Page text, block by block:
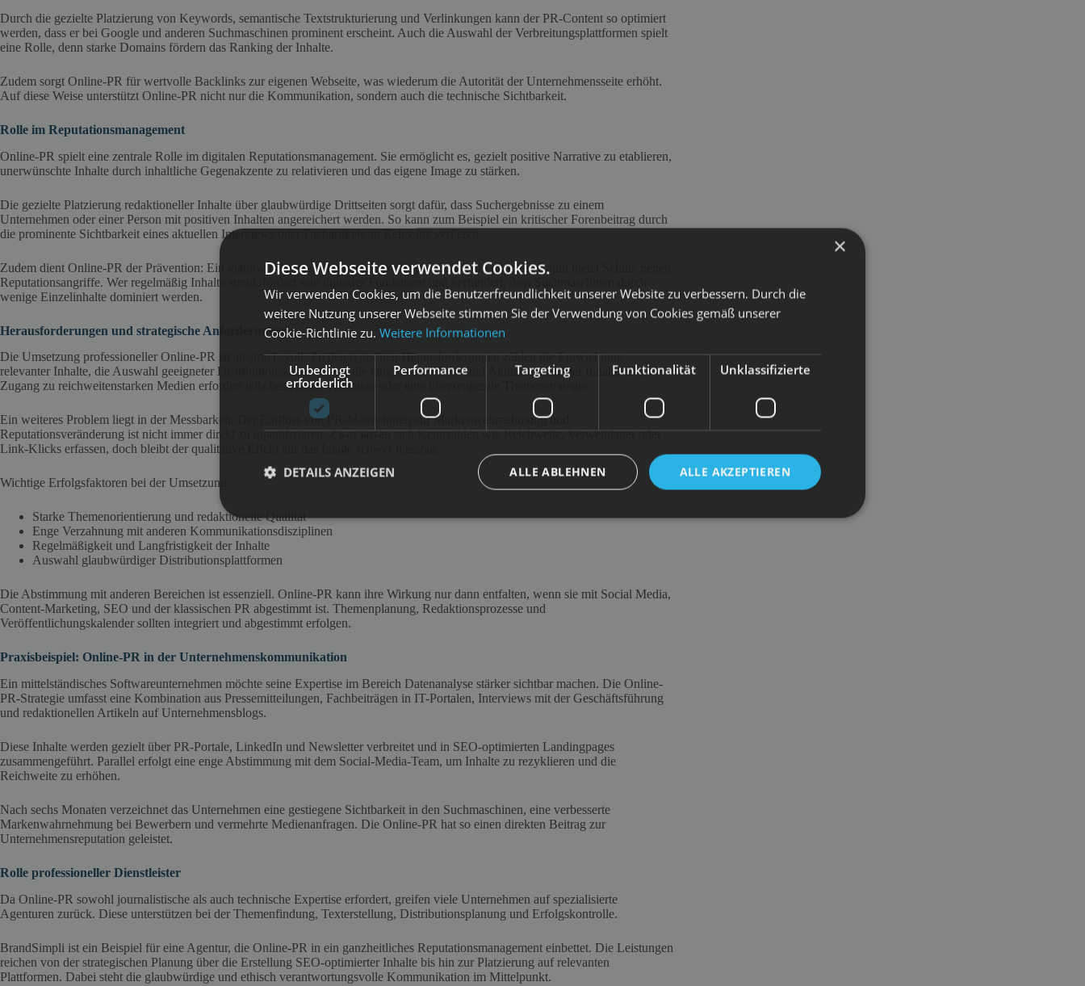
Durch die gezielte Platzierung von Keywords, semantische Textstrukturierung und Verlinkungen kann der PR-Content so optimiert
werden, dass er bei Google und anderen Suchmaschinen prominent erscheint. Auch die Auswahl der Verbreitungsplattformen spielt
eine Rolle, denn starke Domains fördern das Ranking der Inhalte.
Zudem sorgt Online-PR für wertvolle Backlinks zur eigenen Webseite, was wiederum die Autorität der Unternehmensseite erhöht.
Auf diese Weise unterstützt Online-PR nicht nur die Kommunikation, sondern auch die technische Sichtbarkeit.
Rolle im Reputationsmanagement
Online-PR spielt eine zentrale Rolle im digitalen Reputationsmanagement. Sie ermöglicht es, gezielt positive Narrative zu etablieren,
unerwünschte Inhalte durch inhaltliche Gegenakzente zu relativieren und das eigene Image zu stärken.
Die gezielte Platzierung redaktioneller Inhalte über glaubwürdige Drittseiten sorgt dafür, dass Suchergebnisse zu einem
Unternehmen oder einer Person mit positiven Inhalten angereichert werden. So kann zum Beispiel ein kritischer Forenbeitrag durch
die prominente Sichtbarkeit eines aktuellen Interviews oder Fachartikels an Relevanz verlieren.
Zudem dient Online-PR der Prävention: Ein glaubwürdiger, kontinuierlich gepflegter Auftritt im digitalen Raum bietet Schutz gegen
Reputationsangriffe. Wer regelmäßig Inhalte streut, fördert sein digitales Fundament und verhindert, dass Suchmaschinen durch
wenige Einzelinhalte dominiert werden.
Herausforderungen und strategische Anforderungen
Die Umsetzung professioneller Online-PR ist anspruchsvoll. Zu den typischen Herausforderungen zählen die Entwicklung
relevanter Inhalte, die Auswahl geeigneter Distributionskanäle sowie die langfristige Pflege und Aktualisierung der Inhalte. Der
Zugang zu reichweitenstarken Medien erfordert teils bestehende Kontakte oder eine überzeugende Themenstrategie.
Ein weiteres Problem liegt in der Messbarkeit. Der Einfluss von PR-Maßnahmen auf Markenwahrnehmung und
Reputationsveränderung ist nicht immer direkt zu quantifizieren. Zwar lassen sich Kennzahlen wie Reichweite, Verweildauer oder
Link-Klicks erfassen, doch bleibt der qualitative Effekt auf das Image schwer messbar.
Wichtige Erfolgsfaktoren bei der Umsetzung:
Starke Themenorientierung und redaktionelle Qualität
Enge Verzahnung mit anderen Kommunikationsdisziplinen
Regelmäßigkeit und Langfristigkeit der Inhalte
Auswahl glaubwürdiger Distributionsplattformen
Die Abstimmung mit anderen Bereichen ist essenziell. Online-PR kann ihre Wirkung nur dann entfalten, wenn sie mit Social Media,
Content-Marketing, SEO und der klassischen PR abgestimmt ist. Themenplanung, Redaktionsprozesse und
Veröffentlichungskalender sollten integriert und abgestimmt erfolgen.
Praxisbeispiel: Online-PR in der Unternehmenskommunikation
Ein mittelständisches Softwareunternehmen möchte seine Expertise im Bereich Datenanalyse stärker sichtbar machen. Die Online-
PR-Strategie umfasst eine Kombination aus Pressemitteilungen, Fachbeiträgen in IT-Portalen, Interviews mit der Geschäftsführung
und redaktionellen Artikeln auf Unternehmensblogs.
Diese Inhalte werden gezielt über PR-Portale, LinkedIn und Newsletter verbreitet und in SEO-optimierten Landingpages
zusammengeführt. Parallel erfolgt eine enge Abstimmung mit dem Social-Media-Team, um Inhalte zu rezyklieren und die
Reichweite zu erhöhen.
Nach sechs Monaten verzeichnet das Unternehmen eine gestiegene Sichtbarkeit in den Suchmaschinen, eine verbesserte
Markenwahrnehmung bei Bewerbern und vermehrte Medienanfragen. Die Online-PR hat so einen direkten Beitrag zur
Unternehmensreputation geleistet.
Rolle professioneller Dienstleister
Da Online-PR sowohl journalistische als auch technische Expertise erfordert, greifen viele Unternehmen auf spezialisierte
Agenturen zurück. Diese unterstützen bei der Themenfindung, Texterstellung, Distributionsplanung und Erfolgskontrolle.
BrandSimpli ist ein Beispiel für eine Agentur, die Online-PR in ein ganzheitliches Reputationsmanagement einbettet. Die Leistungen
reichen von der strategischen Planung über die Erstellung SEO-optimierter Inhalte bis hin zur Platzierung auf relevanten
Plattformen. Dabei steht die glaubwürdige und ethisch verantwortungsvolle Kommunikation im Mittelpunkt.
×
Diese Webseite verwendet Cookies.
Wir verwenden Cookies, um die Benutzerfreundlichkeit unserer Website zu verbessern. Durch die
weitere Nutzung unserer Webseite stimmen Sie der Verwendung von Cookies gemäß unserer
Cookie-Richtlinie zu. Weitere Informationen
Unbedingt
erforderlich
Performance Targeting Funktionalität Unklassifizierte
ALLE AKZEPTIEREN
ALLE ABLEHNEN
DETAILS ANZEIGEN